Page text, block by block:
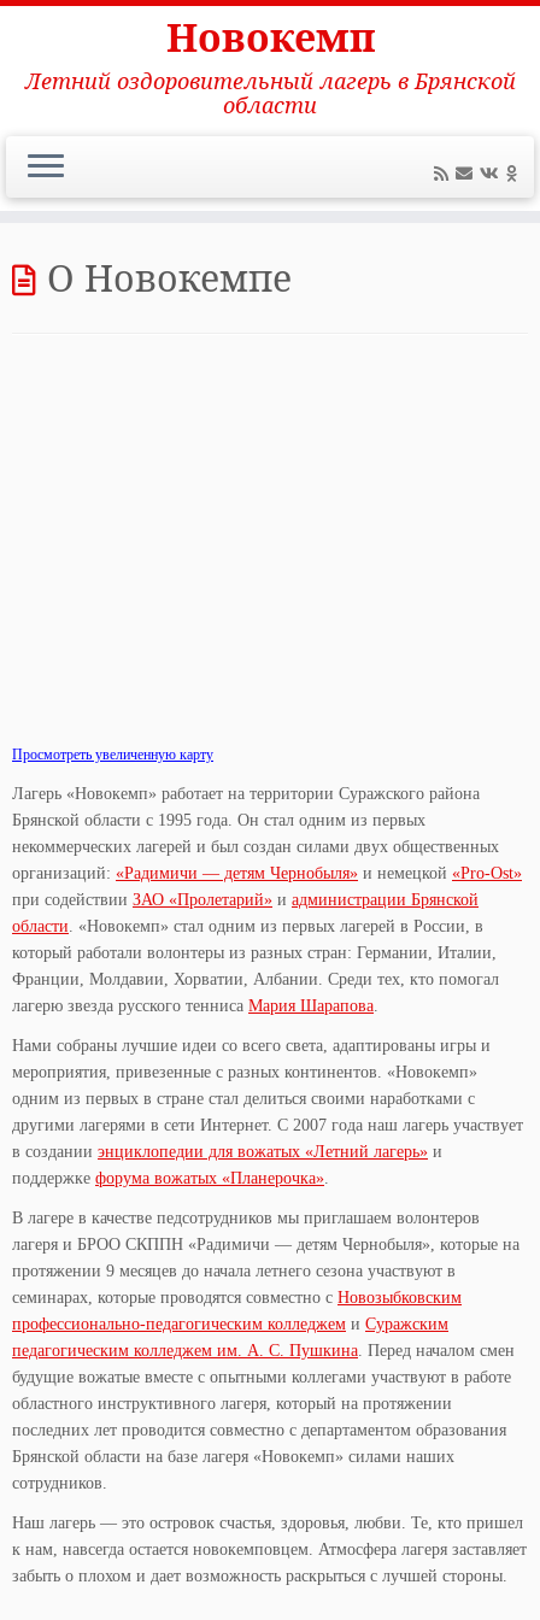
содержимому
Новокемп
Летний оздоровительный лагерь в Брянской
области
О Новокемпе
Просмотреть увеличенную карту
Лагерь «Новокемп» работает на территории Суражского района
Брянской области с 1995 года. Он стал одним из первых
некоммерческих лагерей и был создан силами двух общественных
организаций: «Радимичи — детям Чернобыля» и немецкой «Pro-Ost»
при содействии ЗАО «Пролетарий» и администрации Брянской
области. «Новокемп» стал одним из первых лагерей в России, в
который работали волонтеры из разных стран: Германии, Италии,
Франции, Молдавии, Хорватии, Албании. Среди тех, кто помогал
лагерю звезда русского тенниса Мария Шарапова.
Нами собраны лучшие идеи со всего света, адаптированы игры и
мероприятия, привезенные с разных континентов. «Новокемп»
одним из первых в стране стал делиться своими наработками с
другими лагерями в сети Интернет. С 2007 года наш лагерь участвует
в создании энциклопедии для вожатых «Летний лагерь» и
поддержке форума вожатых «Планерочка».
В лагере в качестве педсотрудников мы приглашаем волонтеров
лагеря и БРОО СКППН «Радимичи — детям Чернобыля», которые на
протяжении 9 месяцев до начала летнего сезона участвуют в
семинарах, которые проводятся совместно с Новозыбковским
профессионально-педагогическим колледжем и Суражским
педагогическим колледжем им. А. С. Пушкина. Перед началом смен
будущие вожатые вместе с опытными коллегами участвуют в работе
областного инструктивного лагеря, который на протяжении
последних лет проводится совместно с департаментом образования
Брянской области на базе лагеря «Новокемп» силами наших
сотрудников.
Наш лагерь — это островок счастья, здоровья, любви. Те, кто пришел
к нам, навсегда остается новокемповцем. Атмосфера лагеря заставляет
забыть о плохом и дает возможность раскрыться с лучшей стороны.